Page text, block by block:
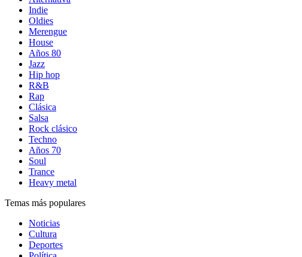
Indie
Oldies
Merengue
House
Años 80
Jazz
Hip hop
R&B
Rap
Clásica
Salsa
Rock clásico
Techno
Años 70
Soul
Trance
Heavy metal
Temas más populares
Noticias
Cultura
Deportes